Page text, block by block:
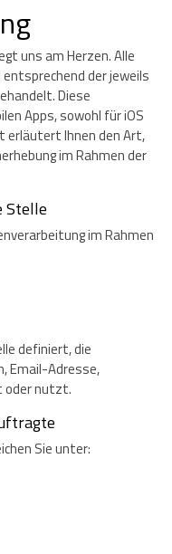
uns am Herzen. Alle
der jeweils
Diese
Apps, sowohl für iOS
erläutert Ihnen den Art,
im Rahmen der
Stelle
im Rahmen
definiert, die
Email-Adresse,
oder nutzt.
Sie unter: